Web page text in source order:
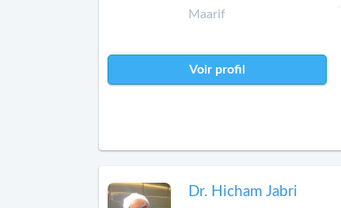
Maarif
Voir profil
Dr. Hicham Jabri